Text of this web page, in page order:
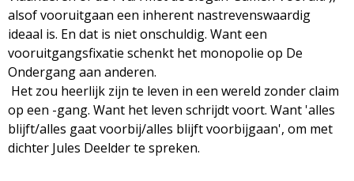
alsof vooruitgaan een inherent nastrevenswaardig
ideaal is. En dat is niet onschuldig. Want een
vooruitgangsfixatie schenkt het monopolie op De
Ondergang aan anderen.
Het zou heerlijk zijn te leven in een wereld zonder claim
op een -gang. Want het leven schrijdt voort. Want 'alles
blijft/alles gaat voorbij/alles blijft voorbijgaan', om met
dichter Jules Deelder te spreken.